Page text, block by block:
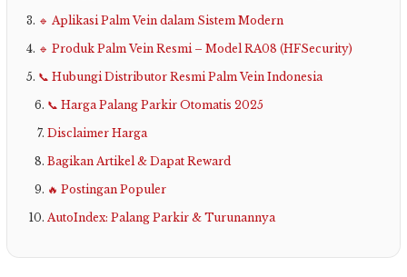
🔹 Aplikasi Palm Vein dalam Sistem Modern
🔹 Produk Palm Vein Resmi – Model RA08 (HFSecurity)
📞 Hubungi Distributor Resmi Palm Vein Indonesia
📞 Harga Palang Parkir Otomatis 2025
Disclaimer Harga
Bagikan Artikel & Dapat Reward
🔥 Postingan Populer
AutoIndex: Palang Parkir & Turunannya